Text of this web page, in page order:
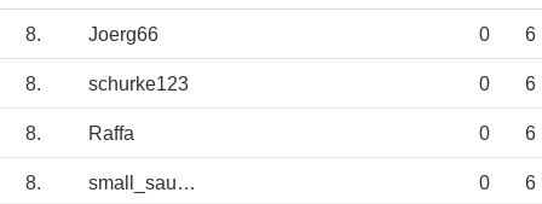
8. Joerg66 0 6
8. schurke123 0 6
8. Raffa 0 6
8. small_sausage 0 6